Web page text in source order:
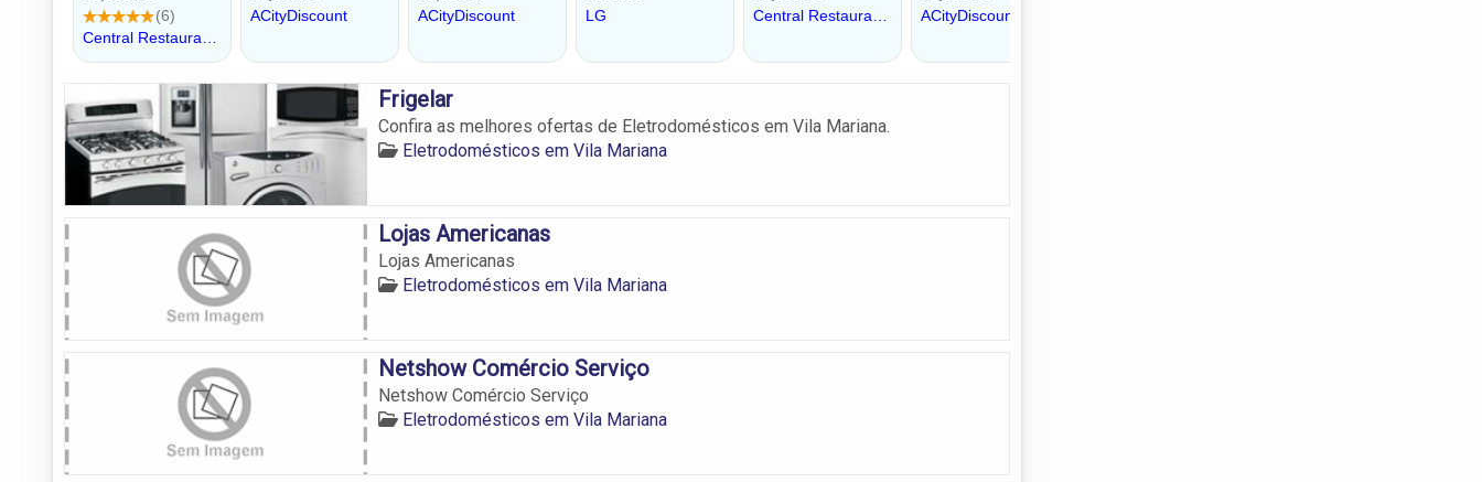
Frigelar
Confira as melhores ofertas de Eletrodomésticos em Vila Mariana.
Eletrodomésticos em Vila Mariana
Lojas Americanas
Lojas Americanas
Eletrodomésticos em Vila Mariana
Netshow Comércio Serviço
Netshow Comércio Serviço
Eletrodomésticos em Vila Mariana